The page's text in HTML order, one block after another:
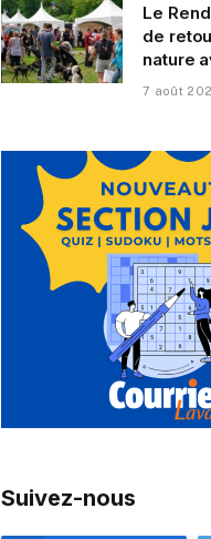
Le
de
nature
7 août
Suivez-nous